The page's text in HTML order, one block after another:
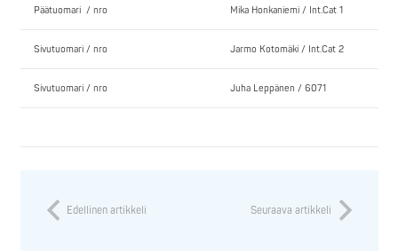
Päätuomari / nro Mika Honkaniemi / Int.Cat 1
Sivutuomari / nro Jarmo Kotomäki / Int.Cat 2
Sivutuomari / nro Juha Leppänen / 6071
Edellinen artikkeli Seuraava artikkeli